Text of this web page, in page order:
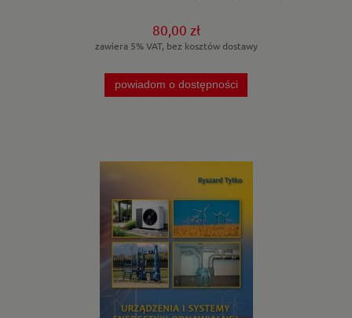
80,00 zł
zawiera 5% VAT, bez kosztów dostawy
powiadom o dostępności